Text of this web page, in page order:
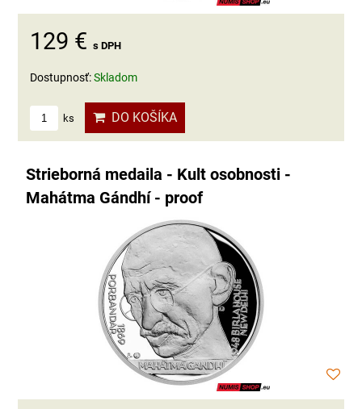
129 € s DPH
Dostupnosť:Skladom
ks DO KOŠÍKA
Strieborná medaila - Kult osobnosti -
Mahátma Gándhí - proof